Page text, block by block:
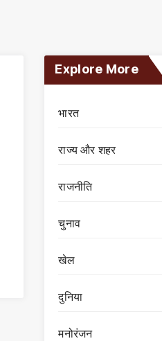
Explore More
भारत
राज्य और शहर
राजनीति
चुनाव
खेल
दुनिया
मनोरंजन